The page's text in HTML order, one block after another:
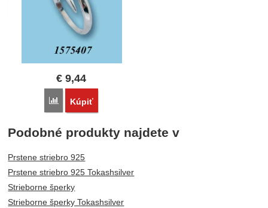
€ 9,44
Porovnať
Kúpiť
Podobné produkty najdete v
Prstene striebro 925
Prstene striebro 925 Tokashsilver
Strieborne šperky
Strieborne šperky Tokashsilver